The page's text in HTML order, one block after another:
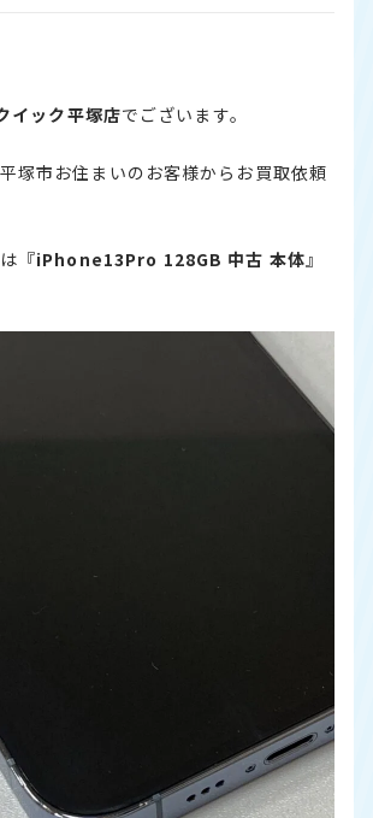
イック平塚店でございます。
塚市お住まいのお客様からお買取依頼
『iPhone13Pro 128GB 中古 本体』